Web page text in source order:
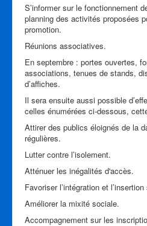
S’informer sur le fonctionnement
planning des activités proposées
promotion.
Réunions associatives.
En septembre : portes ouvertes,
associations, tenues de stands,
d’affiches.
Il sera ensuite aussi possible
celles énumérées ci-dessous,
Attirer des publics éloignés de la
régulières.
Lutter contre l’isolement.
Atténuer les inégalités d'accès.
Favoriser l’intégration et
Améliorer la mixité sociale.
Accompagnement sur les